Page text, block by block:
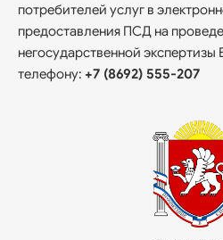
потребителей услуг в
предоставления ПСД на
негосударственной
телефону: +7 (8692) 555-207